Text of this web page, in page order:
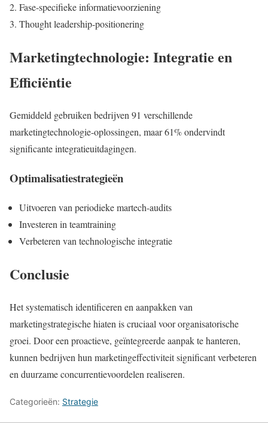
Fase-specifieke informatievoorziening
Thought leadership-positionering
Marketingtechnologie: Integratie en
Efficiëntie
Gemiddeld gebruiken bedrijven 91 verschillende
marketingtechnologie-oplossingen, maar 61% ondervindt
significante integratieuitdagingen.
Optimalisatiestrategieën
Uitvoeren van periodieke martech-audits
Investeren in teamtraining
Verbeteren van technologische integratie
Conclusie
Het systematisch identificeren en aanpakken van
marketingstrategische hiaten is cruciaal voor organisatorische
groei. Door een proactieve, geïntegreerde aanpak te hanteren,
kunnen bedrijven hun marketingeffectiviteit significant verbeteren
en duurzame concurrentievoordelen realiseren.
Categorieën: Strategie